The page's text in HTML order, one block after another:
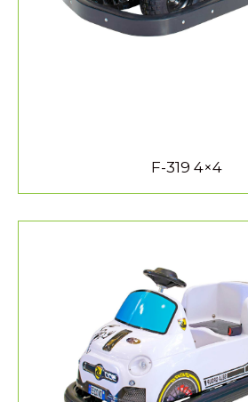
F-319 4×4
MEER INFORMATIE